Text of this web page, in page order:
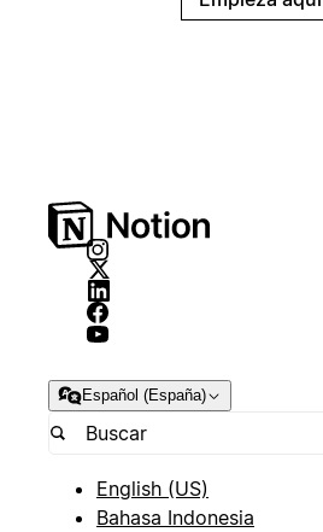
Español (España)
English (US)
Bahasa Indonesia